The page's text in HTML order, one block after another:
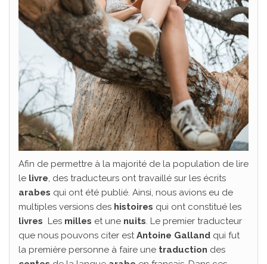
Afin de permettre à la majorité de la population de lire
le livre, des traducteurs ont travaillé sur les écrits
arabes qui ont été publié. Ainsi, nous avions eu de
multiples versions des histoires qui ont constitué les
livres Les milles et une nuits. Le premier traducteur
que nous pouvons citer estAntoine Galland qui fut
la première personne à faire une traduction des